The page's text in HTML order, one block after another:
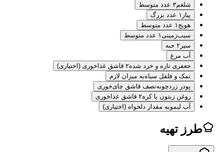
شلغم
۱ عدد بزرگ
هویج۱ عدد متوسط
سیب‌زمینی۱ عدد متوسط
۲ حبه
آب مرغ
جعفری تازه و خرد شده۲ قاشق غذاخوری (اختیاری)
نمک و فلفل سیاهبه میزان لازم
پودر زردچوبه نصف قاشق چای‌خوری
روغن زیتون یا کره۲ قاشق غذاخوری
آب لیمو
به مقدار دلخواه (اختیاری)
تهیه